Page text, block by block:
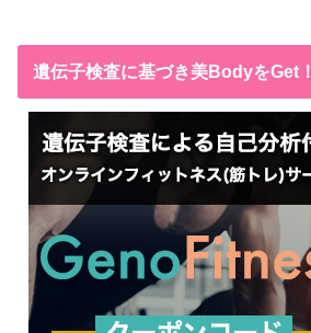
遺伝子検査に基づき美BodyをGet！